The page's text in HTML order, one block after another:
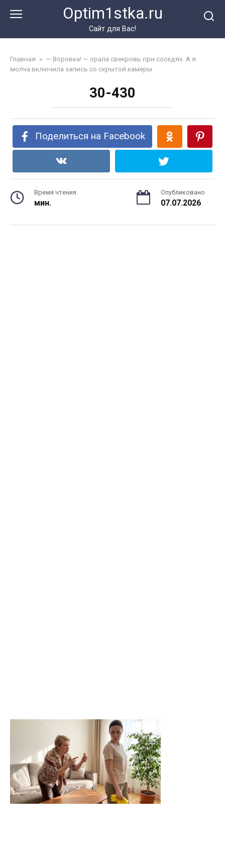
Optim1stka.ru
Сайт для Вас!
Главная » — Воровка! — орала свекровь при соседях. А я
молча включила запись со скрытой камеры
30-430
Поделиться на Facebook
Время чтения
мин.
Опубликовано
07.07.2026